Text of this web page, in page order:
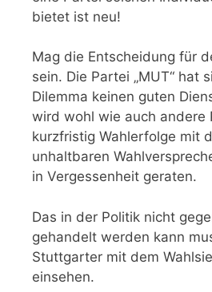
bietet ist neu!
Mag die Entscheidung für
sein. Die Partei „MUT“ hat
Dilemma keinen guten
wird wohl wie auch andere
kurzfristig Wahlerfolge mit
unhaltbaren
in Vergessenheit geraten.
Das in der Politik nicht
gehandelt werden kann
Stuttgarter mit dem
einsehen.